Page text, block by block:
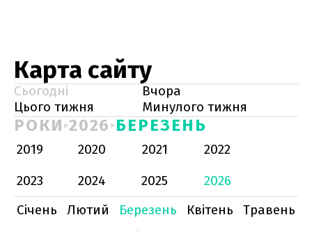
Карта сайту
Сьогодні
Вчора
Цього тижня
Минулого тижня
РОКИ 2026 БЕРЕЗЕНЬ
2019 2020 2021
2022
2023
2024 2025
2026
Січень
Лютий Березень Квітень
Травень